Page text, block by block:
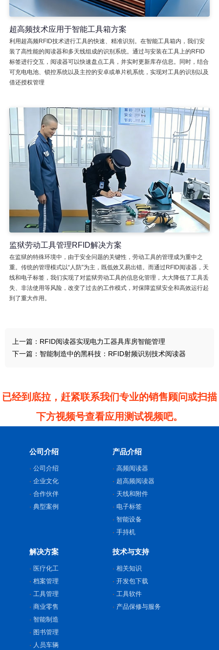
超高频技术应用于智能工具箱方案
利用超高频RFID技术进行工具的快速、精准识别。在智能工具箱内，我们安
装了高性能的阅读器和多天线组成的识别系统。通过与安装在工具上的RFID
标签进行交互，阅读器可以快速盘点工具，并实时更新库存信息。同时，结合
可充电电池、锁控系统以及主控的安卓或单片机系统，实现对工具的识别以及
借还授权管理
监狱劳动工具管理RFID解决方案
在监狱的特殊环境中，由于安全问题的关键性，劳动工具的管理成为重中之
重。传统的管理模式以“人防”为主，既低效又易出错。而通过RFID阅读器，天
线和电子标签，我们实现了对监狱劳动工具的信息化管理，大大降低了工具丢
失、非法使用等风险，改变了过去的工作模式，对保障监狱安全和高效运行起
到了重大作用。
上一篇： RFID阅读器实现电力工器具库房智能管理
下一篇： 智能制造中的黑科技：RFID射频识别技术阅读器
已经到底拉，赶紧联系我们专业的销售顾问或扫描
下方视频号查看应用测试视频吧。
公司介绍
公司介绍
企业文化
合作伙伴
典型案例
产品介绍
高频阅读器
超高频阅读器
天线和附件
电子标签
智能设备
手持机
解决方案
医疗化工
档案管理
工具管理
商业零售
智能制造
图书管理
人员车辆
技术与支持
相关知识
开发包下载
工具软件
产品保修与服务